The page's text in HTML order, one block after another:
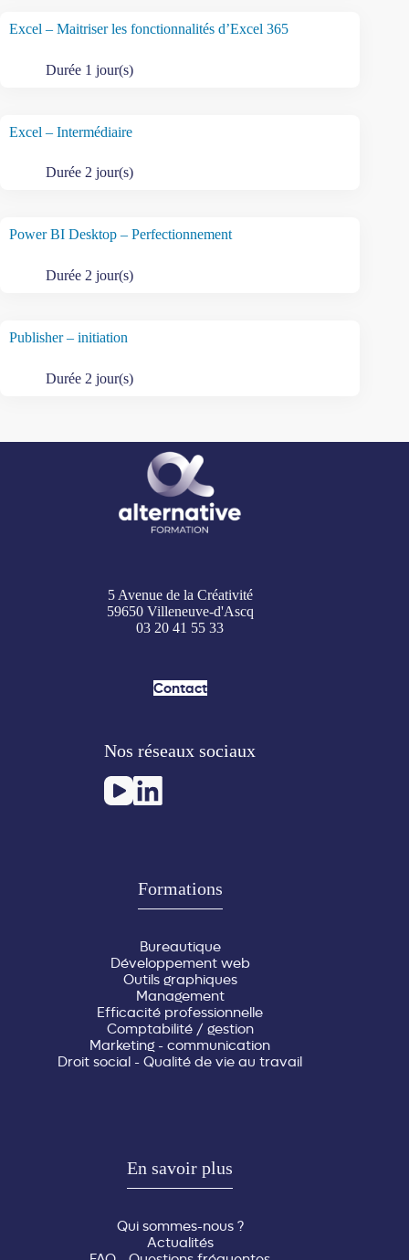
Excel – Maitriser les fonctionnalités d’Excel 365
Durée 1 jour(s)
Excel – Intermédiaire
Durée 2 jour(s)
Power BI Desktop – Perfectionnement
Durée 2 jour(s)
Publisher – initiation
Durée 2 jour(s)
5 Avenue de la Créativité
59650 Villeneuve-d'Ascq
03 20 41 55 33
Contact
Nos réseaux sociaux
Formations
Bureautique
Développement web
Outils graphiques
Management
Efficacité professionnelle
Comptabilité / gestion
Marketing - communication
Droit social - Qualité de vie au travail
En savoir plus
Qui sommes-nous ?
Actualités